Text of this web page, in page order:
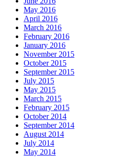
May 2016
April 2016
March 2016
February 2016
January 2016
November 2015
October 2015
September 2015
July 2015
May 2015
March 2015
February 2015
October 2014
September 2014
August 2014
July 2014
May 2014